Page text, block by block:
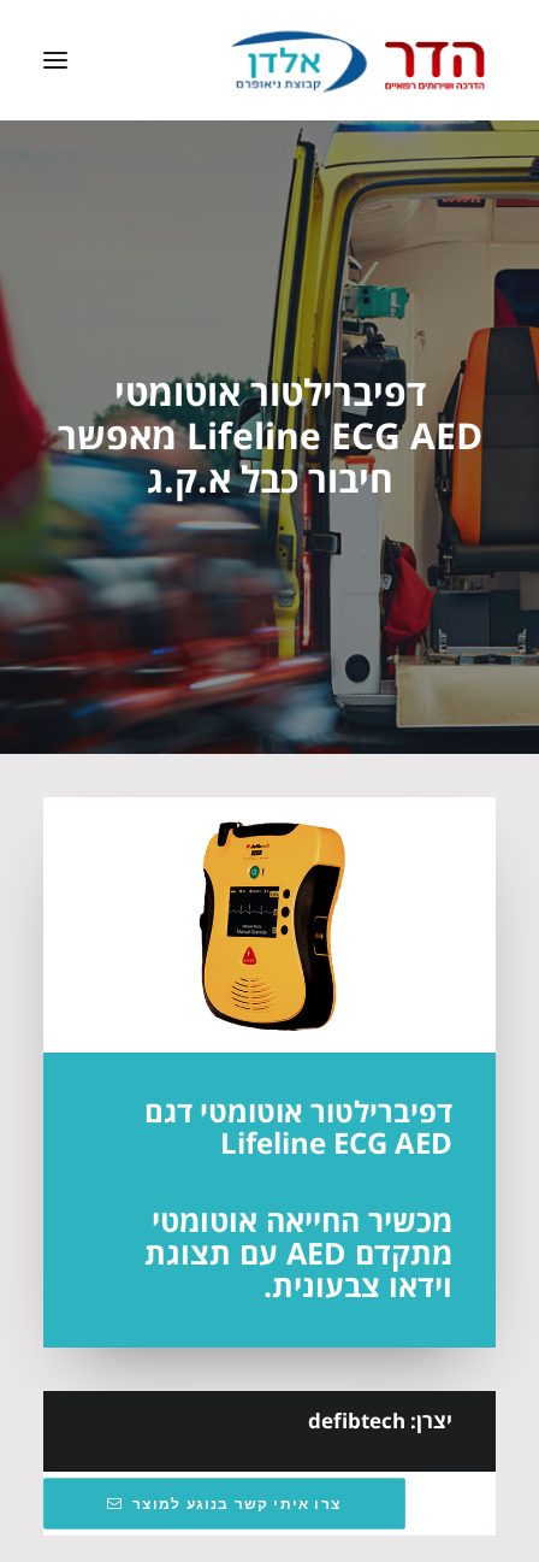
דף הבית
ציוד רפואי
דפיברילטור
ערכות עזרה ראשונה
חברות מיוצגות
צרו קשר
Search
דפיברילטור אוטומטי
Lifeline ECG AED מאפשר
חיבור כבל א.ק.ג
דפיברילטור אוטומטי דגם
Lifeline ECG AED
מכשיר החייאה אוטומטי
מתקדם AED עם תצוגת
וידאו צבעונית.
יצרן: defibtech
צרו איתי קשר בנוגע למוצר